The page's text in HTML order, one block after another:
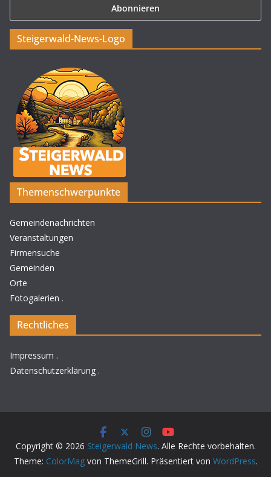
Steigerwald-News-Logo
Themenschwerpunkte
Gemeindenachrichten
Veranstaltungen
Firmensuche
Gemeinden
Orte
Fotogalerien .
Rechtliches
Impressum .
Datenschutzerklärung .
Copyright © 2026 Steigerwald News. Alle Rechte vorbehalten.
Theme: ColorMagvon ThemeGrill. Präsentiert von WordPress.